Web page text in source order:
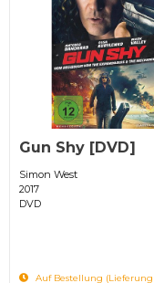
Gun Shy [DVD]
Simon West
2017
DVD
Auf Bestellung